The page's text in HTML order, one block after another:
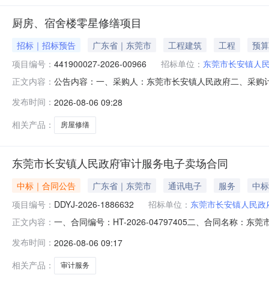
厨房、宿舍楼零星修缮项目
招标｜招标预告 广东省｜东莞市 工程建筑 工程
预
项目编号： 441900027-2026-00966 招标单位： 东莞市长安镇人
正文内容： 公告内容：一、采购人：东莞市长安镇人民政府二、采
发布时间： 2026-08-06 09:28
相关产品：
房屋修缮
东莞市长安镇人民政府审计服务电子卖场合同
中标｜合同公告 广东省｜东莞市 通讯电子 服务
中
项目编号： DDYJ-2026-1886632 招标单位： 东莞市长安镇人民政
正文内容： 一、合同编号：HT-2026-04797405二、合同名称：东
务所有限公司地址：南城区莞太路南城路段23号鸿禧商
发布时间： 2026-08-06 09:17
相关产品：
审计服务